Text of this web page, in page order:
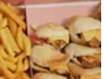
EN
تسجيل الدخول